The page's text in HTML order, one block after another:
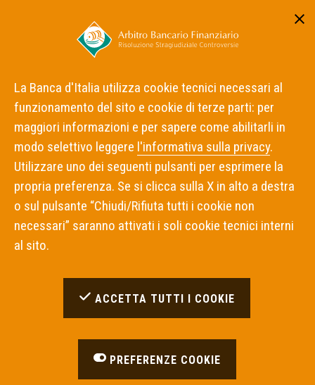
Home Intermediari Inadempienti Ultime inadempienze
Ultime inadempienze
Inadempimenti Trovati:0
ATTENZIONE: inserire almeno un criterio di ricerca
valido.
FILTRA RISULTATI
La Banca d'Italia utilizza cookie tecnici necessari al
funzionamento del sito e cookie di terze parti: per
maggiori informazioni e per sapere come abilitarli in
modo selettivo leggere l'informativa sulla privacy.
Utilizzare uno dei seguenti pulsanti per esprimere la
propria preferenza. Se si clicca sulla X in alto a destra
o sul pulsante “Chiudi/Rifiuta tutti i cookie non
necessari” saranno attivati i soli cookie tecnici interni
al sito.
ACCETTA TUTTI I COOKIE
PREFERENZE COOKIE